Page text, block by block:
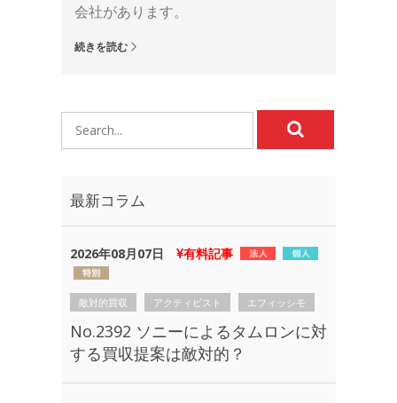
会社があります。
続きを読む
最新コラム
2026年08月07日 有料記事
敵対的買収 アクティビスト エフィッシモ
No.2392 ソニーによるタムロンに対
する買収提案は敵対的？